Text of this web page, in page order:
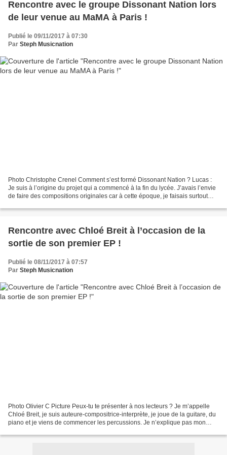
Rencontre avec le groupe Dissonant Nation lors
de leur venue au MaMA à Paris !
Publié le 09/11/2017 à 07:30
Par Steph Musicnation
Photo Christophe Crenel Comment s’est formé Dissonant Nation ? Lucas :
Je suis à l’origine du projet qui a commencé à la fin du lycée. J’avais l’envie
de faire des compositions originales car à cette époque, je faisais surtout
Rencontre avec Chloé Breit à l’occasion de la
sortie de son premier EP !
Publié le 08/11/2017 à 07:57
Par Steph Musicnation
Photo Olivier C Picture Peux-tu te présenter à nos lecteurs ? Je m’appelle
Chloé Breit, je suis auteure-compositrice-interprète, je joue de la guitare, du
piano et je viens de commencer les percussions. Je n’explique pas mon